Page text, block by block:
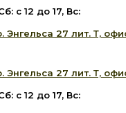
с 12 до 17, Вс:
Энгельса 27 лит. Т,
Энгельса 27 лит. Т,
с 12 до 17, Вс: